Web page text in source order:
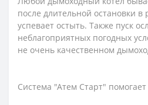
после длительной остановки в
успевает остыть. Также пуск
неблагоприятных погодных
не очень качественном
Система "Атем Старт"